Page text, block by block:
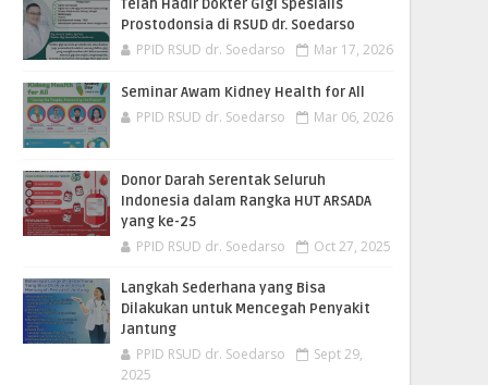
Telah Hadir Dokter Gigi Spesialis
Prostodonsia di RSUD dr. Soedarso
PPID RSUD dr. Soedarso Mar 17, 2026
Seminar Awam Kidney Health for All
PPID RSUD dr. Soedarso Mar 06, 2026
Donor Darah Serentak Seluruh
Indonesia dalam Rangka HUT ARSADA
yang ke-25
PPID RSUD dr. Soedarso Oct 27, 2025
Langkah Sederhana yang Bisa
Dilakukan untuk Mencegah Penyakit
Jantung
PPID RSUD dr. Soedarso
Sept 29,
2025